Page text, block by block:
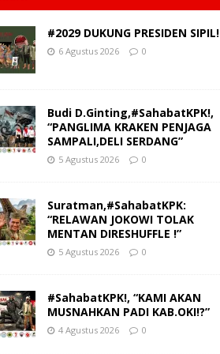
#2029 DUKUNG PRESIDEN SIPIL!
6 Agustus 2026 0
Budi D.Ginting,#SahabatKPK!,
“PANGLIMA KRAKEN PENJAGA
SAMPALI,DELI SERDANG”
5 Agustus 2026 0
Suratman,#SahabatKPK:
“RELAWAN JOKOWI TOLAK
MENTAN DIRESHUFFLE !”
5 Agustus 2026 0
#SahabatKPK!, “KAMI AKAN
MUSNAHKAN PADI KAB.OKI!?”
4 Agustus 2026 0